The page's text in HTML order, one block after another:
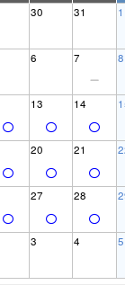
30 31 1
6 7 8
13 14
20 21
27 28
3 4 5